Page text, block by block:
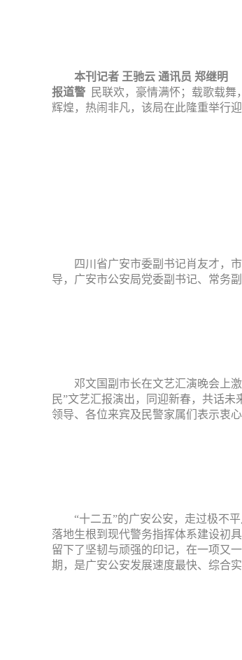
本刊记者 王驰云 通讯员 郑继明
报道警
民联欢，豪情满怀；载歌载舞
辉煌，热闹非凡，该局在此隆重举行迎
四川省广安市委副书记肖友才，
导，广安市公安局党委副书记、常务
邓文国副市长在文艺汇演晚会上
民”文艺汇报演出，同迎新春，共话
领导、各位来宾及民警家属们表示衷
“十二五”的广安公安，走过极不
落地生根到现代警务指挥体系建设初
留下了坚韧与顽强的印记，在一项又
期，是广安公安发展速度最快、综合